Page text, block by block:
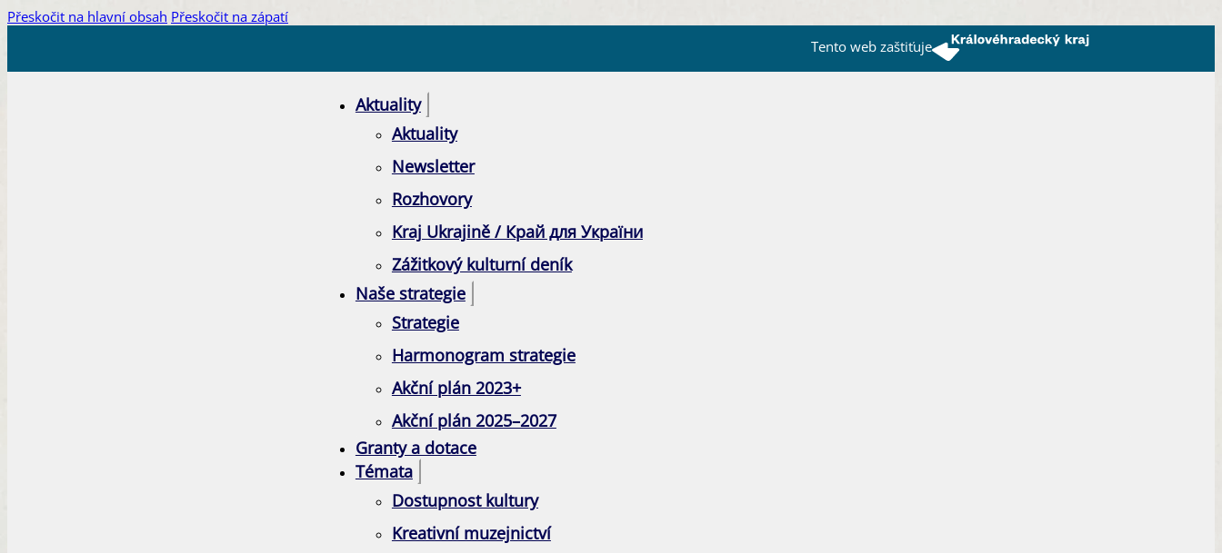
Přeskočit na hlavní obsah Přeskočit na zápatí
Tento web zaštiťuje
Aktuality
Aktuality
Newsletter
Rozhovory
Kraj Ukrajině / Край для України
Zážitkový kulturní deník
Naše strategie
Strategie
Harmonogram strategie
Akční plán 2023+
Akční plán 2025–2027
Granty a dotace
Témata
Dostupnost kultury
Kreativní muzejnictví